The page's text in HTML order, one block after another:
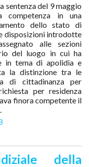
sentenza del 9 maggio
competenza in una
dello stato di
disposizioni introdotte
alle sezioni
del luogo in cui ha
in tema di apolidia e
la distinzione tra le
di cittadinanza per
per residenza
finora competente il
della